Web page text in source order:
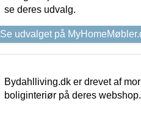
se deres udvalg.
Se udvalget på
Bydahlliving.dk er drevet af
boliginteriør på deres